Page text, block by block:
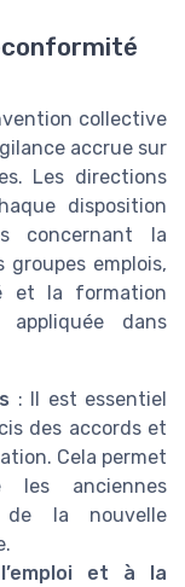
conformité
collective
accrue sur
Les directions
disposition
concernant la
emplois,
et la formation
appliquée dans
: Il est essentiel
des accords et
Cela permet
les anciennes
la nouvelle
et à la